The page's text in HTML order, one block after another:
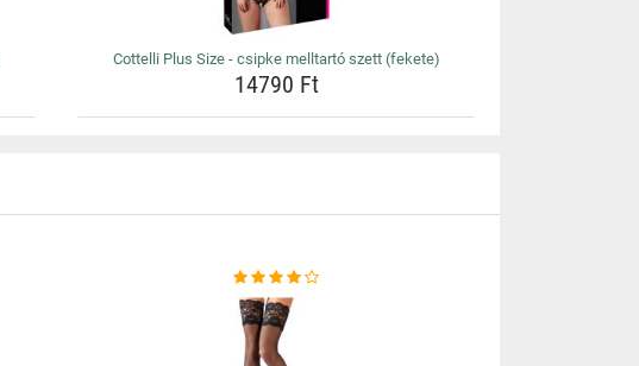
Cottelli Plus Size - csipke melltartó szett (fekete)
14790 Ft